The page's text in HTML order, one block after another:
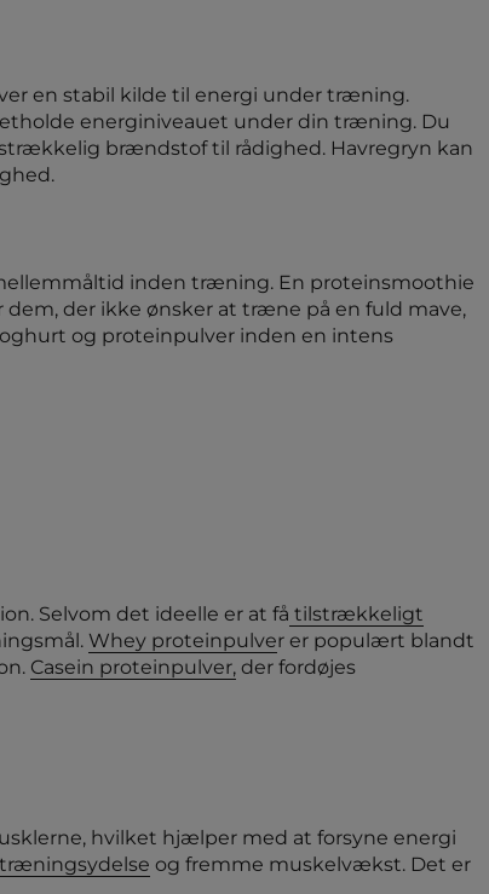
en stabil kilde til energi under træning.
energiniveauet under din træning. Du
brændstof til rådighed. Havregryn kan
inden træning. En proteinsmoothie
der ikke ønsker at træne på en fuld mave,
og proteinpulver inden en intens
Selvom det ideelle er at få tilstrækkeligt
Whey proteinpulver er populært blandt
Casein proteinpulver, der fordøjes
hvilket hjælper med at forsyne energi
og fremme muskelvækst. Det er